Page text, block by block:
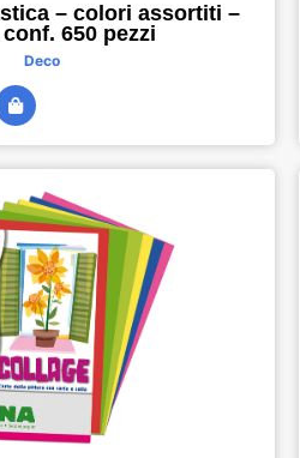
– colori assortiti –
650 pezzi
Deco